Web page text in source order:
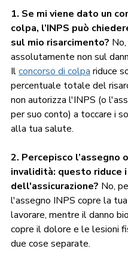
1. Se mi viene dato un
colpa, l’INPS può
sul mio risarcimento? No,
assolutamente non sul
Il concorso di colpa riduce
percentuale totale del
non autorizza l'INPS (o
per suo conto) a toccare i
alla tua salute.
2. Percepisco l’assegno
invalidità: questo riduce
dell'assicurazione? No,
l'assegno INPS copre la
lavorare, mentre il danno
copre il dolore e le lesioni
due cose separate.